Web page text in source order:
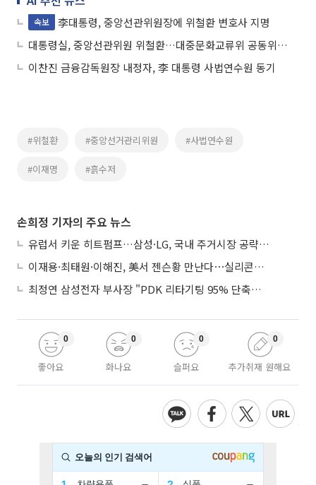
속보
李대통령, 중앙선관위원장에 위철환 변호사 지명
대통령실, 중앙선관위원 위철환…대중문화교류위 공동위원장 가수 박진영
이찬진 금융감독원장 내정자, 李 대통령 사법연수원 동기
#위철환 #중앙선거관리위원 #사법연수원
#이재명 #흙수저
손희정 기자의 주요 뉴스
유럽서 키운 히트펌프…삼성·LG, 국내 주거시장 공략 ‘속도’
이재용·최태원·이해진, 美서 젠슨황 만난다⋯실리콘밸리 집결하는 AI리더
최정연 삼성전자 부사장 "PDK 리타기팅 95% 단축…에이전트 AI 시범 활용"
좋아요
0
화나요
0
슬퍼요
0
추가취재 원해요
0